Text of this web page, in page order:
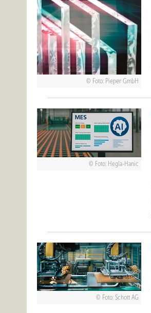
Foto: Pieper GmbH
Foto: Hegla-Hanic
Foto: Schott AG